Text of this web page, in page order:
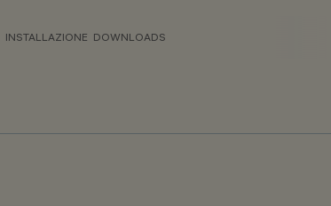
INSTALLAZIONE DOWNLOADS